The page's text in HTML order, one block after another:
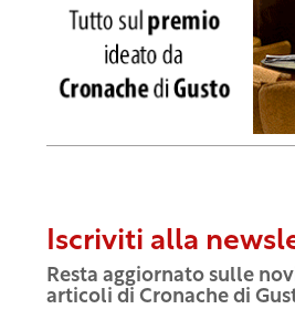
Iscriviti alla
Resta aggiornato sulle
articoli di Cronache di